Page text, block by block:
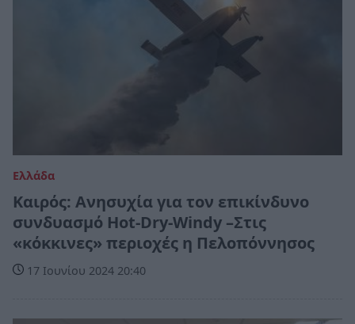
Ελλάδα
Καιρός: Ανησυχία για τον επικίνδυνο
συνδυασμό Hot-Dry-Windy –Στις
«κόκκινες» περιοχές η Πελοπόννησος
17 Ιουνίου 2024 20:40